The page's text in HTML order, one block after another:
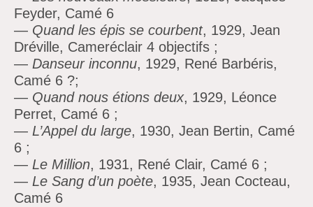
Feyder, Camé 6
— Quand les épis se courbent, 1929, Jean
Dréville, Cameréclair 4 objectifs ;
— Danseur inconnu, 1929, René Barbéris,
Camé 6 ?;
— Quand nous étions deux, 1929, Léonce
Perret, Camé 6 ;
— L’Appel du large, 1930, Jean Bertin, Camé
6 ;
— Le Million, 1931, René Clair, Camé 6 ;
— Le Sang d’un poète, 1935, Jean Cocteau,
Camé 6